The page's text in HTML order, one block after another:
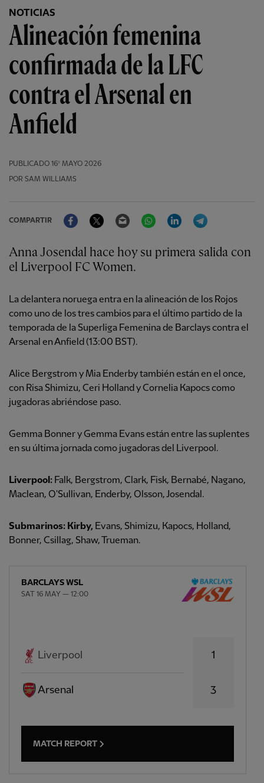
NOTICIAS
Alineación femenina
confirmada de la LFC
contra el Arsenal en
Anfield
PUBLICADO 16º MAYO 2026
POR SAM WILLIAMS
COMPARTIR
FacebookTwitter Email WhatsAppLinkedIn
Anna Josendal hace hoy su primera salida con
el Liverpool FC Women.
La delantera noruega entra en la alineación de los Rojos
como uno de los tres cambios para el último partido de la
temporada de la Superliga Femenina de Barclays contra el
Arsenal en Anfield (13:00 BST).
Alice Bergstrom y Mia Enderby también están en el once,
con Risa Shimizu, Ceri Holland y Cornelia Kapocs como
jugadoras abriéndose paso.
Gemma Bonner y Gemma Evans están entre las suplentes
en su última jornada como jugadoras del Liverpool.
Liverpool: Falk, Bergstrom, Clark, Fisk, Bernabé, Nagano,
Maclean, O'Sullivan, Enderby, Olsson, Josendal.
Submarinos: Kirby, Evans, Shimizu, Kapocs, Holland,
Bonner, Csillag, Shaw, Trueman.
BARCLAYS WSL
SAT 16 MAY — 12:00
Liverpool
Arsenal
1
3
MATCH REPORT